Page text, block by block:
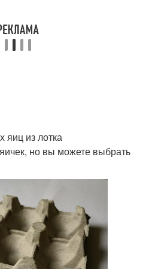
яиц из лотка
но вы можете выбрать